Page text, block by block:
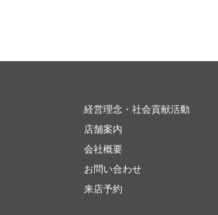
経営理念・社会貢献活動
店舗案内
会社概要
お問い合わせ
来店予約